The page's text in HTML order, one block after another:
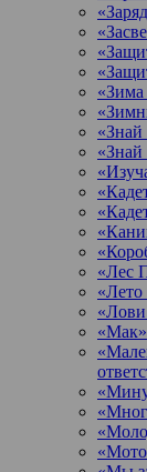
«Зима
«Лес
«Лето
«Лови
«Мак»